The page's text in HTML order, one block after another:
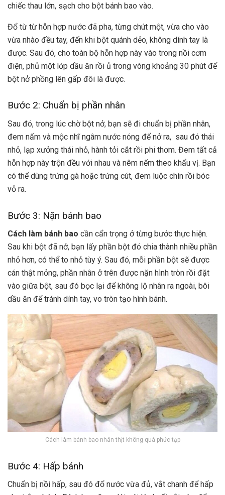
chiếc thau lớn, sạch cho bột bánh bao vào.
Đổ từ từ hỗn hợp nước đã pha, từng chút một, vừa cho vào
vừa nhào đều tay, đến khi bột quánh dẻo, không dính tay là
được. Sau đó, cho toàn bộ hỗn hợp này vào trong nồi cơm
điện, phủ một lớp dầu ăn rồi ủ trong vòng khoảng 30 phút để
bột nở phồng lên gấp đôi là được.
Bước 2: Chuẩn bị phần nhân
Sau đó, trong lúc chờ bột nở, bạn sẽ đi chuẩn bị phần nhân,
đem nấm và mộc nhĩ ngâm nước nóng để nở ra, sau đó thái
nhỏ, lạp xưởng thái nhỏ, hành tỏi cắt rồi phi thơm. Đem tất cả
hỗn hợp này trộn đều với nhau và nêm nếm theo khẩu vị. Bạn
có thể dùng trứng gà hoặc trứng cút, đem luộc chín rồi bóc
vỏ ra.
Bước 3: Nặn bánh bao
Cách làm bánh bao cần cẩn trọng ở từng bước thực hiện.
Sau khi bột đã nở, bạn lấy phần bột đó chia thành nhiều phần
nhỏ hơn, có thể to nhỏ tùy ý. Sau đó, mỗi phần bột sẽ được
cán thật mỏng, phần nhân ở trên được nặn hình tròn rồi đặt
vào giữa bột, sau đó bọc lại để không lộ nhân ra ngoài, bôi
dầu ăn để tránh dính tay, vo tròn tạo hình bánh.
Cách làm bánh bao nhân thịt không quá phức tạp
Bước 4: Hấp bánh
Chuẩn bị nồi hấp, sau đó đổ nước vừa đủ, vắt chanh để hấp